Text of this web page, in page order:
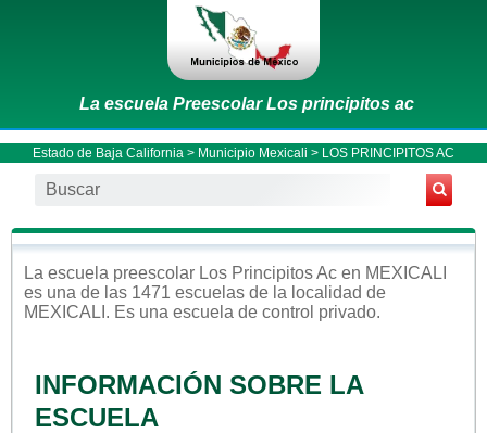
La escuela Preescolar Los principitos ac
Estado de Baja California > Municipio Mexicali > LOS PRINCIPITOS AC
La escuela preescolar Los Principitos Ac en MEXICALI
es una de las 1471 escuelas de la localidad de
MEXICALI . Es una escuela de control privado.
INFORMACIÓN SOBRE LA
ESCUELA